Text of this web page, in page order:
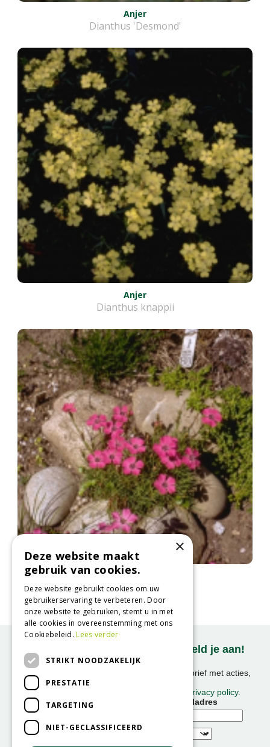
Anjer
Dianthus 'Desmond'
Anjer
Dianthus knappii
Anjer
Dianthus pavonius
Onze nieuwsbrief ontvangen? Meld je aan!
Ontvang ongeveer 1x per week onze nieuwsbrief met acties,
We slaan uw gegevens op conform onze
privacy policy.
Voornaam
E-mailadres
×
Deze website maakt
gebruik van cookies.
Deze website gebruikt cookies om uw
gebruikerservaring te verbeteren. Door
onze website te gebruiken, stemt u in met
alle cookies in overeenstemming met ons
Cookiebeleid.Lees verder
STRIKT NOODZAKELIJK
PRESTATIE
TARGETING
NIET-GECLASSIFICEERD